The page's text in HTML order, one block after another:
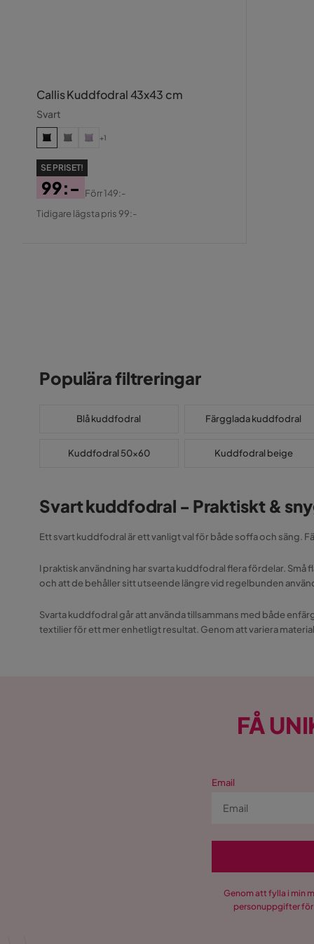
Callis Kuddfodral 43x43 cm
Svart
+1
SE PRISET!
Pris
99:-
Original
Förr149:-
Tidigare lägsta pris 99:-
Populära filtreringar
Blå kuddfodral Färgglada kuddfodral
Kuddfodral 50x60 Kuddfodral beige
Svart kuddfodral - Praktiskt &
Ett svart kuddfodral är ett vanligt val för både soffa och säng.
I praktisk användning har svarta kuddfodral flera fördelar.
och att de behåller sitt utseende längre vid regelbunden
Svarta kuddfodral går att använda tillsammans med både
textilier för ett mer enhetligt resultat. Genom att variera
FÅ
Email
Genom att fylla i min
personuppgifter för